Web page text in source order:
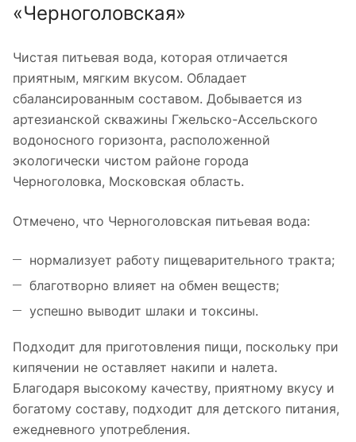
«Черноголовская»
Чистая питьевая вода, которая отличается
приятным, мягким вкусом. Обладает
сбалансированным составом. Добывается из
артезианской скважины Гжельско-Ассельского
водоносного горизонта, расположенной
экологически чистом районе города
Черноголовка, Московская область.
Отмечено, что Черноголовская питьевая вода:
нормализует работу пищеварительного тракта;
благотворно влияет на обмен веществ;
успешно выводит шлаки и токсины.
Подходит для приготовления пищи, поскольку при
кипячении не оставляет накипи и налета.
Благодаря высокому качеству, приятному вкусу и
богатому составу, подходит для детского питания,
ежедневного употребления.